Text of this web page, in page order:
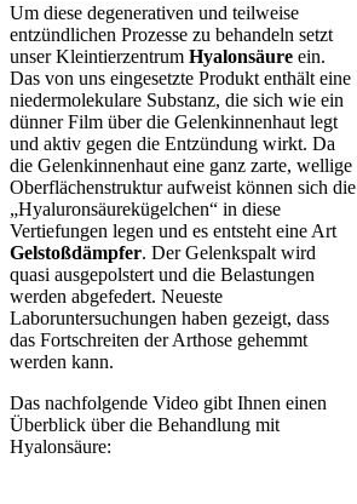
Um diese degenerativen und teilweise
entzündlichen Prozesse zu behandeln setzt
unser Kleintierzentrum Hyalonsäure ein.
Das von uns eingesetzte Produkt enthält eine
niedermolekulare Substanz, die sich wie ein
dünner Film über die Gelenkinnenhaut legt
und aktiv gegen die Entzündung wirkt. Da
die Gelenkinnenhaut eine ganz zarte, wellige
Oberflächenstruktur aufweist können sich die
„Hyaluronsäurekügelchen“ in diese
Vertiefungen legen und es entsteht eine Art
Gelstoßdämpfer. Der Gelenkspalt wird
quasi ausgepolstert und die Belastungen
werden abgefedert. Neueste
Laboruntersuchungen haben gezeigt, dass
das Fortschreiten der Arthose gehemmt
werden kann.
Das nachfolgende Video gibt Ihnen einen
Überblick über die Behandlung mit
Hyalonsäure: